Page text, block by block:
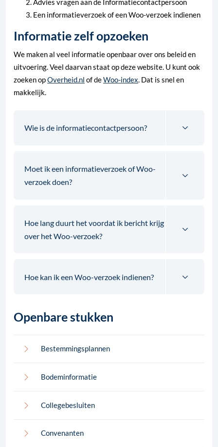
Advies vragen aan de Informatiecontactpersoon
Een informatieverzoek of een Woo-verzoek indienen
Informatie zelf opzoeken
We maken al veel informatie openbaar over ons beleid en
uitvoering. Veel daarvan staat op deze website. U kunt ook
zoeken opOverheid.nl of deWoo-index. Dat is snel en
makkelijk.
Wie is de informatiecontactpersoon?
Moet ik een informatieverzoek of Woo-
verzoek doen?
Hoe lang duurt het voordat ik bericht krijg
over het Woo-verzoek?
Hoe kan ik een Woo-verzoek indienen?
Openbare stukken
Bestemmingsplannen
Bodeminformatie
Collegebesluiten
Convenanten